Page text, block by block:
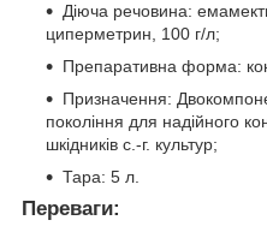
Діюча речовина:
циперметрин, 100 г/л;
Препаративна форма:
Призначення:
покоління для надійного
шкідників с.-г. культур;
Тара: 5 л.
Переваги: